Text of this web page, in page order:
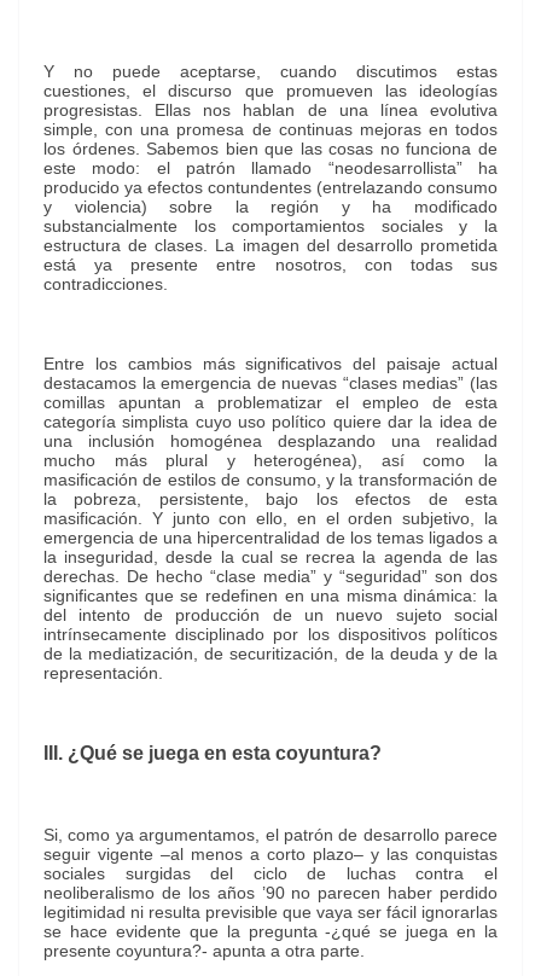
Y no puede aceptarse, cuando discutimos estas
cuestiones, el discurso que promueven las ideologías
progresistas. Ellas nos hablan de una línea evolutiva
simple, con una promesa de continuas mejoras en todos
los órdenes. Sabemos bien que las cosas no funciona de
este modo: el patrón llamado “neodesarrollista” ha
producido ya efectos contundentes (entrelazando consumo
y violencia) sobre la región y ha modificado
substancialmente los comportamientos sociales y la
estructura de clases. La imagen del desarrollo prometida
está ya presente entre nosotros, con todas sus
contradicciones.
Entre los cambios más significativos del paisaje actual
destacamos la emergencia de nuevas “clases medias” (las
comillas apuntan a problematizar el empleo de esta
categoría simplista cuyo uso político quiere dar la idea de
una inclusión homogénea desplazando una realidad
mucho más plural y heterogénea), así como la
masificación de estilos de consumo, y la transformación de
la pobreza, persistente, bajo los efectos de esta
masificación. Y junto con ello, en el orden subjetivo, la
emergencia de una hipercentralidad de los temas ligados a
la inseguridad, desde la cual se recrea la agenda de las
derechas. De hecho “clase media” y “seguridad” son dos
significantes que se redefinen en una misma dinámica: la
del intento de producción de un nuevo sujeto social
intrínsecamente disciplinado por los dispositivos políticos
de la mediatización, de securitización, de la deuda y de la
representación.
III. ¿Qué se juega en esta coyuntura?
Si, como ya argumentamos, el patrón de desarrollo parece
seguir vigente –al menos a corto plazo– y las conquistas
sociales surgidas del ciclo de luchas contra el
neoliberalismo de los años ’90 no parecen haber perdido
legitimidad ni resulta previsible que vaya ser fácil ignorarlas
se hace evidente que la pregunta -¿qué se juega en la
presente coyuntura?- apunta a otra parte.